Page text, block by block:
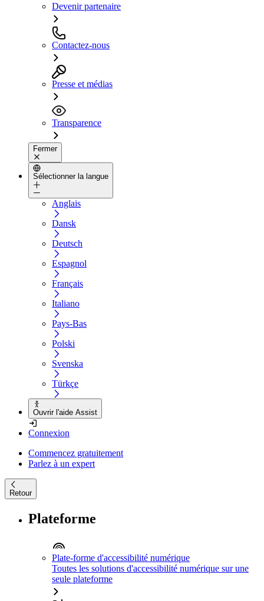
Devenir partenaire
Contactez-nous
Presse et médias
Transparence
Fermer
Sélectionner la langue
Anglais
Dansk
Deutsch
Espagnol
Français
Italiano
Pays-Bas
Polski
Svenska
Türkçe
Ouvrir l'aide Assist
Connexion
Commencez gratuitement
Parlez à un expert
Retour
Plateforme
Plate-forme d'accessibilité numérique
Toutes les solutions d'accessibilité numérique sur une
seule plateforme